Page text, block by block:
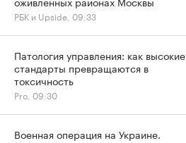
РБК и Upside, 09:33
Патология управления: как высокие
стандарты превращаются в
токсичность
Pro, 09:30
Военная операция на Украине.